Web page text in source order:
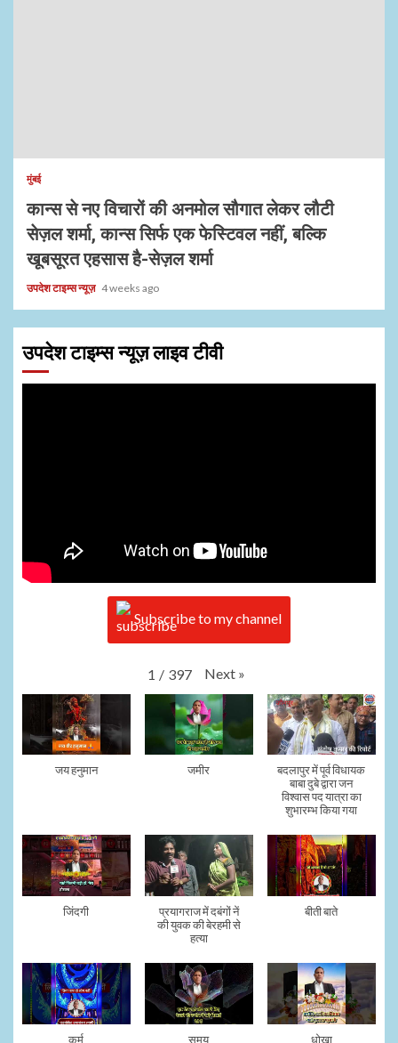
मुंबई
कान्स से नए विचारों की अनमोल सौगात लेकर लौटी
सेज़ल शर्मा, कान्स सिर्फ एक फेस्टिवल नहीं, बल्कि
खूबसूरत एहसास है-सेज़ल शर्मा
उपदेश टाइम्स न्यूज़ 4 weeks ago
उपदेश टाइम्स न्यूज़ लाइव टीवी
Subscribe to my channel
1 / 397 Next »
जय हनुमान जमीर
बदलापुर में पूर्व विधायक
बाबा दुबे द्वारा जन
विश्वास पद यात्रा का
शुभारम्भ किया गया
जिंदगी
प्रयागराज में दबंगों नें
की युवक की बेरहमी से
हत्या
बीती बाते
कर्म समय धोखा